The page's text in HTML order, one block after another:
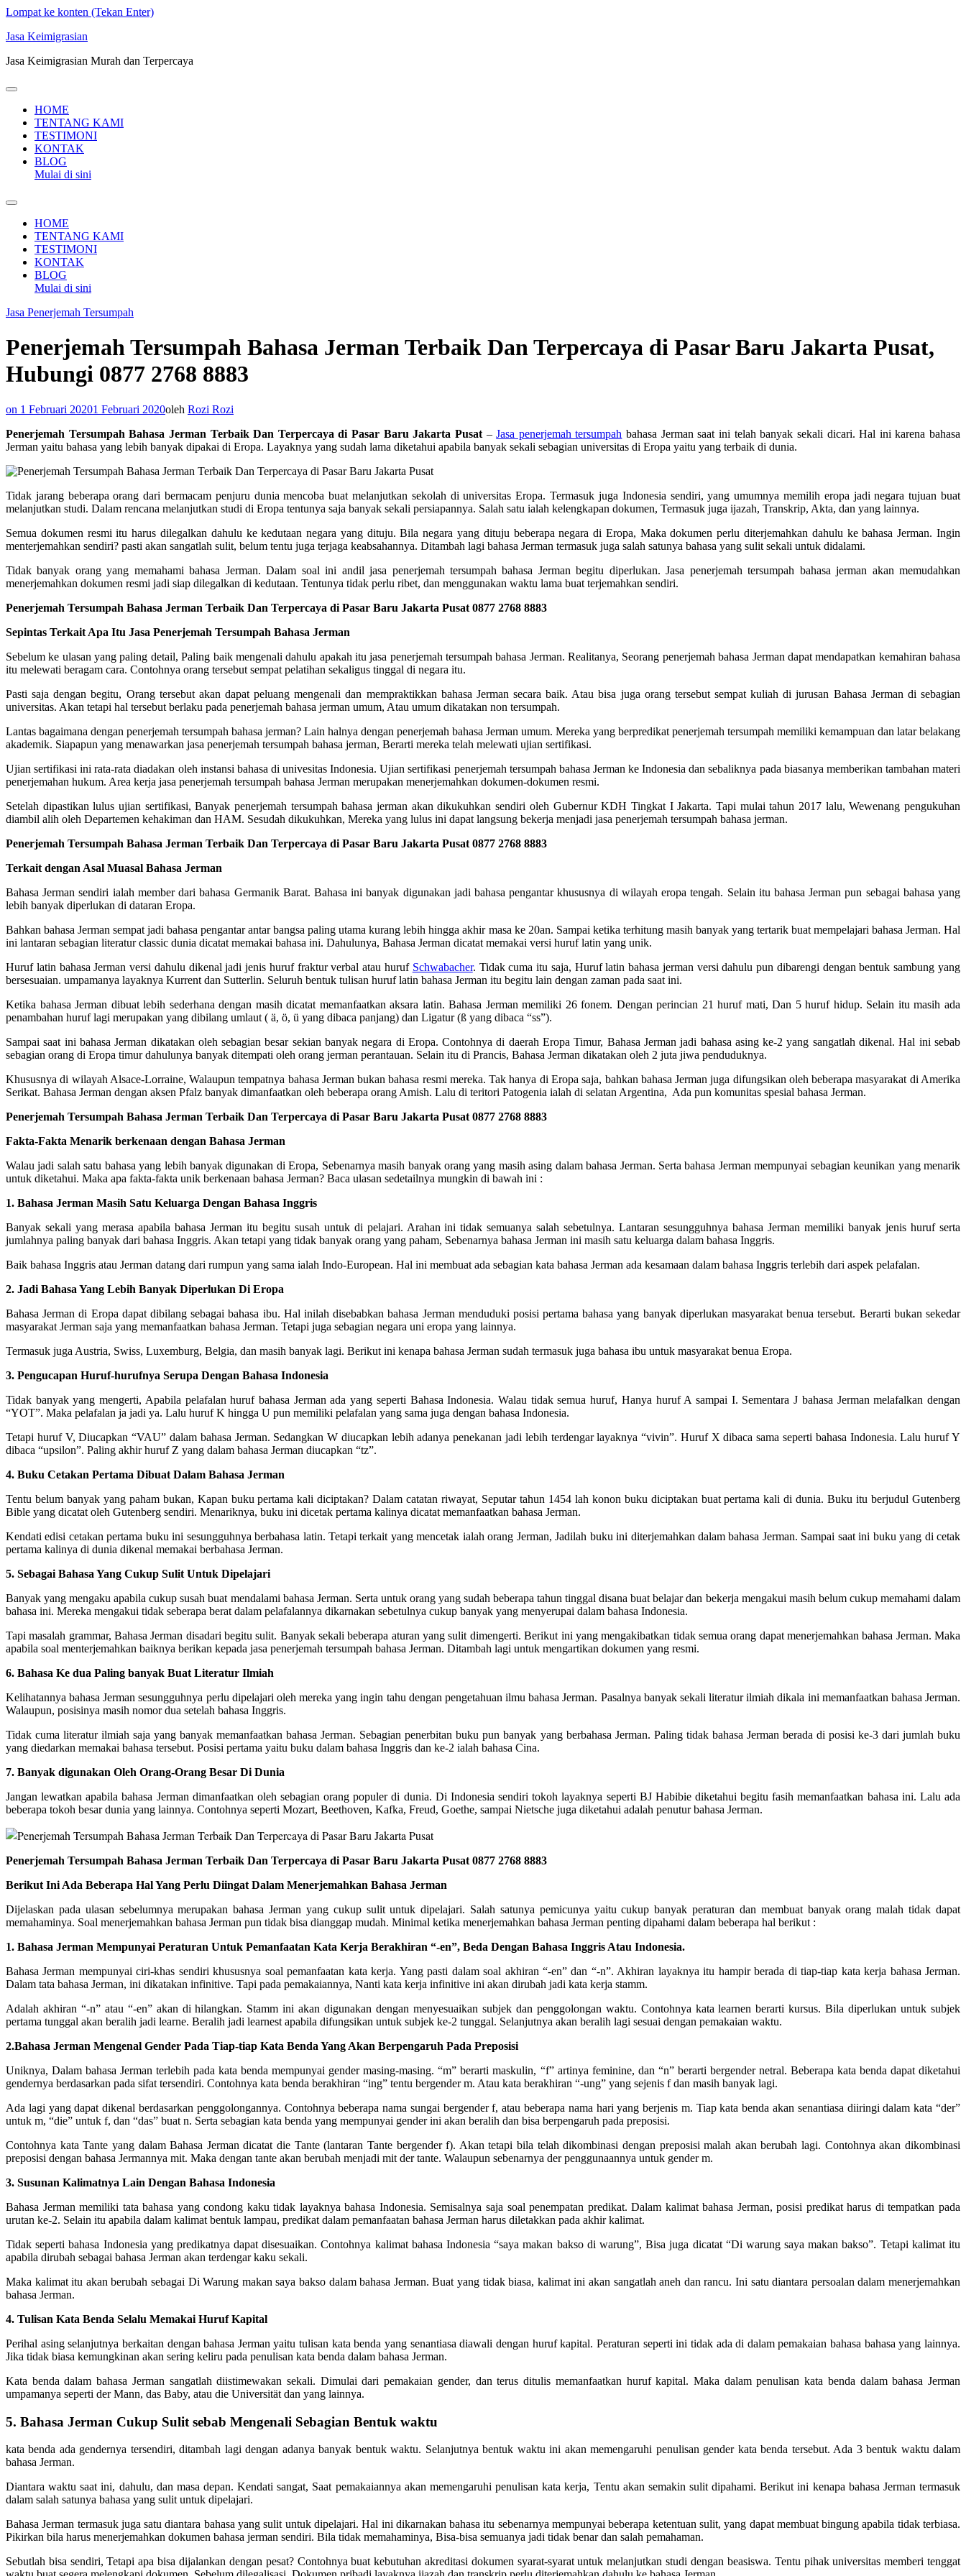
Lompat ke konten (Tekan Enter)
Jasa Keimigrasian
Jasa Keimigrasian Murah dan Terpercaya
HOME
TENTANG KAMI
TESTIMONI
KONTAK
BLOG
Mulai di sini
HOME
TENTANG KAMI
TESTIMONI
KONTAK
BLOG
Mulai di sini
Jasa Penerjemah Tersumpah
Penerjemah Tersumpah Bahasa Jerman Terbaik Dan Terpercaya di Pasar Baru Jakarta Pusat,
Hubungi 0877 2768 8883
on 1 Februari 20201 Februari 2020oleh Rozi Rozi
Penerjemah Tersumpah Bahasa Jerman Terbaik Dan Terpercaya di Pasar Baru Jakarta Pusat –Jasa penerjemah tersumpah bahasa Jerman saat ini telah banyak sekali dicari. Hal ini karena bahasa
Jerman yaitu bahasa yang lebih banyak dipakai di Eropa. Layaknya yang sudah lama diketahui apabila banyak sekali sebagian universitas di Eropa yaitu yang terbaik di dunia.
Tidak jarang beberapa orang dari bermacam penjuru dunia mencoba buat melanjutkan sekolah di universitas Eropa. Termasuk juga Indonesia sendiri, yang umumnya memilih eropa jadi negara tujuan buat
melanjutkan studi. Dalam rencana melanjutkan studi di Eropa tentunya saja banyak sekali persiapannya. Salah satu ialah kelengkapan dokumen, Termasuk juga ijazah, Transkrip, Akta, dan yang lainnya.
Semua dokumen resmi itu harus dilegalkan dahulu ke kedutaan negara yang dituju. Bila negara yang dituju beberapa negara di Eropa, Maka dokumen perlu diterjemahkan dahulu ke bahasa Jerman. Ingin
menterjemahkan sendiri? pasti akan sangatlah sulit, belum tentu juga terjaga keabsahannya. Ditambah lagi bahasa Jerman termasuk juga salah satunya bahasa yang sulit sekali untuk didalami.
Tidak banyak orang yang memahami bahasa Jerman. Dalam soal ini andil jasa penerjemah tersumpah bahasa Jerman begitu diperlukan. Jasa penerjemah tersumpah bahasa jerman akan memudahkan
menerjemahkan dokumen resmi jadi siap dilegalkan di kedutaan. Tentunya tidak perlu ribet, dan menggunakan waktu lama buat terjemahkan sendiri.
Penerjemah Tersumpah Bahasa Jerman Terbaik Dan Terpercaya di Pasar Baru Jakarta Pusat 0877 2768 8883
Sepintas Terkait Apa Itu Jasa Penerjemah Tersumpah Bahasa Jerman
Sebelum ke ulasan yang paling detail, Paling baik mengenali dahulu apakah itu jasa penerjemah tersumpah bahasa Jerman. Realitanya, Seorang penerjemah bahasa Jerman dapat mendapatkan kemahiran bahasa
itu melewati beragam cara. Contohnya orang tersebut sempat pelatihan sekaligus tinggal di negara itu.
Pasti saja dengan begitu, Orang tersebut akan dapat peluang mengenali dan mempraktikkan bahasa Jerman secara baik. Atau bisa juga orang tersebut sempat kuliah di jurusan Bahasa Jerman di sebagian
universitas. Akan tetapi hal tersebut berlaku pada penerjemah bahasa jerman umum, Atau umum dikatakan non tersumpah.
Lantas bagaimana dengan penerjemah tersumpah bahasa jerman? Lain halnya dengan penerjemah bahasa Jerman umum. Mereka yang berpredikat penerjemah tersumpah memiliki kemampuan dan latar belakang
akademik. Siapapun yang menawarkan jasa penerjemah tersumpah bahasa jerman, Berarti mereka telah melewati ujian sertifikasi.
Ujian sertifikasi ini rata-rata diadakan oleh instansi bahasa di univesitas Indonesia. Ujian sertifikasi penerjemah tersumpah bahasa Jerman ke Indonesia dan sebaliknya pada biasanya memberikan tambahan materi
penerjemahan hukum. Area kerja jasa penerjemah tersumpah bahasa Jerman merupakan menerjemahkan dokumen-dokumen resmi.
Setelah dipastikan lulus ujian sertifikasi, Banyak penerjemah tersumpah bahasa jerman akan dikukuhkan sendiri oleh Gubernur KDH Tingkat I Jakarta. Tapi mulai tahun 2017 lalu, Wewenang pengukuhan
diambil alih oleh Departemen kehakiman dan HAM. Sesudah dikukuhkan, Mereka yang lulus ini dapat langsung bekerja menjadi jasa penerjemah tersumpah bahasa jerman.
Penerjemah Tersumpah Bahasa Jerman Terbaik Dan Terpercaya di Pasar Baru Jakarta Pusat 0877 2768 8883
Terkait dengan Asal Muasal Bahasa Jerman
Bahasa Jerman sendiri ialah member dari bahasa Germanik Barat. Bahasa ini banyak digunakan jadi bahasa pengantar khususnya di wilayah eropa tengah. Selain itu bahasa Jerman pun sebagai bahasa yang
lebih banyak diperlukan di dataran Eropa.
Bahkan bahasa Jerman sempat jadi bahasa pengantar antar bangsa paling utama kurang lebih hingga akhir masa ke 20an. Sampai ketika terhitung masih banyak yang tertarik buat mempelajari bahasa Jerman. Hal
ini lantaran sebagian literatur classic dunia dicatat memakai bahasa ini. Dahulunya, Bahasa Jerman dicatat memakai versi huruf latin yang unik.
Huruf latin bahasa Jerman versi dahulu dikenal jadi jenis huruf fraktur verbal atau huruf Schwabacher. Tidak cuma itu saja, Huruf latin bahasa jerman versi dahulu pun dibarengi dengan bentuk sambung yang
bersesuaian. umpamanya layaknya Kurrent dan Sutterlin. Seluruh bentuk tulisan huruf latin bahasa Jerman itu begitu lain dengan zaman pada saat ini.
Ketika bahasa Jerman dibuat lebih sederhana dengan masih dicatat memanfaatkan aksara latin. Bahasa Jerman memiliki 26 fonem. Dengan perincian 21 huruf mati, Dan 5 huruf hidup. Selain itu masih ada
penambahan huruf lagi merupakan yang dibilang umlaut ( ä, ö, ü yang dibaca panjang) dan Ligatur (ß yang dibaca “ss”).
Sampai saat ini bahasa Jerman dikatakan oleh sebagian besar sekian banyak negara di Eropa. Contohnya di daerah Eropa Timur, Bahasa Jerman jadi bahasa asing ke-2 yang sangatlah dikenal. Hal ini sebab
sebagian orang di Eropa timur dahulunya banyak ditempati oleh orang jerman perantauan. Selain itu di Prancis, Bahasa Jerman dikatakan oleh 2 juta jiwa penduduknya.
Khususnya di wilayah Alsace-Lorraine, Walaupun tempatnya bahasa Jerman bukan bahasa resmi mereka. Tak hanya di Eropa saja, bahkan bahasa Jerman juga difungsikan oleh beberapa masyarakat di Amerika
Serikat. Bahasa Jerman dengan aksen Pfalz banyak dimanfaatkan oleh beberapa orang Amish. Lalu di teritori Patogenia ialah di selatan Argentina, Ada pun komunitas spesial bahasa Jerman.
Penerjemah Tersumpah Bahasa Jerman Terbaik Dan Terpercaya di Pasar Baru Jakarta Pusat 0877 2768 8883
Fakta-Fakta Menarik berkenaan dengan Bahasa Jerman
Walau jadi salah satu bahasa yang lebih banyak digunakan di Eropa, Sebenarnya masih banyak orang yang masih asing dalam bahasa Jerman. Serta bahasa Jerman mempunyai sebagian keunikan yang menarik
untuk diketahui. Maka apa fakta-fakta unik berkenaan bahasa Jerman? Baca ulasan sedetailnya mungkin di bawah ini :
1. Bahasa Jerman Masih Satu Keluarga Dengan Bahasa Inggris
Banyak sekali yang merasa apabila bahasa Jerman itu begitu susah untuk di pelajari. Arahan ini tidak semuanya salah sebetulnya. Lantaran sesungguhnya bahasa Jerman memiliki banyak jenis huruf serta
jumlahnya paling banyak dari bahasa Inggris. Akan tetapi yang tidak banyak orang yang paham, Sebenarnya bahasa Jerman ini masih satu keluarga dalam bahasa Inggris.
Baik bahasa Inggris atau Jerman datang dari rumpun yang sama ialah Indo-European. Hal ini membuat ada sebagian kata bahasa Jerman ada kesamaan dalam bahasa Inggris terlebih dari aspek pelafalan.
2. Jadi Bahasa Yang Lebih Banyak Diperlukan Di Eropa
Bahasa Jerman di Eropa dapat dibilang sebagai bahasa ibu. Hal inilah disebabkan bahasa Jerman menduduki posisi pertama bahasa yang banyak diperlukan masyarakat benua tersebut. Berarti bukan sekedar
masyarakat Jerman saja yang memanfaatkan bahasa Jerman. Tetapi juga sebagian negara uni eropa yang lainnya.
Termasuk juga Austria, Swiss, Luxemburg, Belgia, dan masih banyak lagi. Berikut ini kenapa bahasa Jerman sudah termasuk juga bahasa ibu untuk masyarakat benua Eropa.
3. Pengucapan Huruf-hurufnya Serupa Dengan Bahasa Indonesia
Tidak banyak yang mengerti, Apabila pelafalan huruf bahasa Jerman ada yang seperti Bahasa Indonesia. Walau tidak semua huruf, Hanya huruf A sampai I. Sementara J bahasa Jerman melafalkan dengan
“YOT”. Maka pelafalan ja jadi ya. Lalu huruf K hingga U pun memiliki pelafalan yang sama juga dengan bahasa Indonesia.
Tetapi huruf V, Diucapkan “VAU” dalam bahasa Jerman. Sedangkan W diucapkan lebih adanya penekanan jadi lebih terdengar layaknya “vivin”. Huruf X dibaca sama seperti bahasa Indonesia. Lalu huruf Y
dibaca “upsilon”. Paling akhir huruf Z yang dalam bahasa Jerman diucapkan “tz”.
4. Buku Cetakan Pertama Dibuat Dalam Bahasa Jerman
Tentu belum banyak yang paham bukan, Kapan buku pertama kali diciptakan? Dalam catatan riwayat, Seputar tahun 1454 lah konon buku diciptakan buat pertama kali di dunia. Buku itu berjudul Gutenberg
Bible yang dicatat oleh Gutenberg sendiri. Menariknya, buku ini dicetak pertama kalinya dicatat memanfaatkan bahasa Jerman.
Kendati edisi cetakan pertama buku ini sesungguhnya berbahasa latin. Tetapi terkait yang mencetak ialah orang Jerman, Jadilah buku ini diterjemahkan dalam bahasa Jerman. Sampai saat ini buku yang di cetak
pertama kalinya di dunia dikenal memakai berbahasa Jerman.
5. Sebagai Bahasa Yang Cukup Sulit Untuk Dipelajari
Banyak yang mengaku apabila cukup susah buat mendalami bahasa Jerman. Serta untuk orang yang sudah beberapa tahun tinggal disana buat belajar dan bekerja mengakui masih belum cukup memahami dalam
bahasa ini. Mereka mengakui tidak seberapa berat dalam pelafalannya dikarnakan sebetulnya cukup banyak yang menyerupai dalam bahasa Indonesia.
Tapi masalah grammar, Bahasa Jerman disadari begitu sulit. Banyak sekali beberapa aturan yang sulit dimengerti. Berikut ini yang mengakibatkan tidak semua orang dapat menerjemahkan bahasa Jerman. Maka
apabila soal menterjemahkan baiknya berikan kepada jasa penerjemah tersumpah bahasa Jerman. Ditambah lagi untuk mengartikan dokumen yang resmi.
6. Bahasa Ke dua Paling banyak Buat Literatur Ilmiah
Kelihatannya bahasa Jerman sesungguhnya perlu dipelajari oleh mereka yang ingin tahu dengan pengetahuan ilmu bahasa Jerman. Pasalnya banyak sekali literatur ilmiah dikala ini memanfaatkan bahasa Jerman.
Walaupun, posisinya masih nomor dua setelah bahasa Inggris.
Tidak cuma literatur ilmiah saja yang banyak memanfaatkan bahasa Jerman. Sebagian penerbitan buku pun banyak yang berbahasa Jerman. Paling tidak bahasa Jerman berada di posisi ke-3 dari jumlah buku
yang diedarkan memakai bahasa tersebut. Posisi pertama yaitu buku dalam bahasa Inggris dan ke-2 ialah bahasa Cina.
7. Banyak digunakan Oleh Orang-Orang Besar Di Dunia
Jangan lewatkan apabila bahasa Jerman dimanfaatkan oleh sebagian orang populer di dunia. Di Indonesia sendiri tokoh layaknya seperti BJ Habibie diketahui begitu fasih memanfaatkan bahasa ini. Lalu ada
beberapa tokoh besar dunia yang lainnya. Contohnya seperti Mozart, Beethoven, Kafka, Freud, Goethe, sampai Nietsche juga diketahui adalah penutur bahasa Jerman.
Penerjemah Tersumpah Bahasa Jerman Terbaik Dan Terpercaya di Pasar Baru Jakarta Pusat 0877 2768 8883
Berikut Ini Ada Beberapa Hal Yang Perlu Diingat Dalam Menerjemahkan Bahasa Jerman
Dijelaskan pada ulasan sebelumnya merupakan bahasa Jerman yang cukup sulit untuk dipelajari. Salah satunya pemicunya yaitu cukup banyak peraturan dan membuat banyak orang malah tidak dapat
memahaminya. Soal menerjemahkan bahasa Jerman pun tidak bisa dianggap mudah. Minimal ketika menerjemahkan bahasa Jerman penting dipahami dalam beberapa hal berikut :
1. Bahasa Jerman Mempunyai Peraturan Untuk Pemanfaatan Kata Kerja Berakhiran “-en”, Beda Dengan Bahasa Inggris Atau Indonesia.
Bahasa Jerman mempunyai ciri-khas sendiri khususnya soal pemanfaatan kata kerja. Yang pasti dalam soal akhiran “-en” dan “-n”. Akhiran layaknya itu hampir berada di tiap-tiap kata kerja bahasa Jerman.
Dalam tata bahasa Jerman, ini dikatakan infinitive. Tapi pada pemakaiannya, Nanti kata kerja infinitive ini akan dirubah jadi kata kerja stamm.
Adalah akhiran “-n” atau “-en” akan di hilangkan. Stamm ini akan digunakan dengan menyesuaikan subjek dan penggolongan waktu. Contohnya kata learnen berarti kursus. Bila diperlukan untuk subjek
pertama tunggal akan beralih jadi learne. Beralih jadi learnest apabila difungsikan untuk subjek ke-2 tunggal. Selanjutnya akan beralih lagi sesuai dengan pemakaian waktu.
2.Bahasa Jerman Mengenal Gender Pada Tiap-tiap Kata Benda Yang Akan Berpengaruh Pada Preposisi
Uniknya, Dalam bahasa Jerman terlebih pada kata benda mempunyai gender masing-masing. “m” berarti maskulin, “f” artinya feminine, dan “n” berarti bergender netral. Beberapa kata benda dapat diketahui
gendernya berdasarkan pada sifat tersendiri. Contohnya kata benda berakhiran “ing” tentu bergender m. Atau kata berakhiran “-ung” yang sejenis f dan masih banyak lagi.
Ada lagi yang dapat dikenal berdasarkan penggolongannya. Contohnya beberapa nama sungai bergender f, atau beberapa nama hari yang berjenis m. Tiap kata benda akan senantiasa diiringi dalam kata “der”
untuk m, “die” untuk f, dan “das” buat n. Serta sebagian kata benda yang mempunyai gender ini akan beralih dan bisa berpengaruh pada preposisi.
Contohnya kata Tante yang dalam Bahasa Jerman dicatat die Tante (lantaran Tante bergender f). Akan tetapi bila telah dikombinasi dengan preposisi malah akan berubah lagi. Contohnya akan dikombinasi
preposisi dengan bahasa Jermannya mit. Maka dengan tante akan berubah menjadi mit der tante. Walaupun sebenarnya der penggunaannya untuk gender m.
3. Susunan Kalimatnya Lain Dengan Bahasa Indonesia
Bahasa Jerman memiliki tata bahasa yang condong kaku tidak layaknya bahasa Indonesia. Semisalnya saja soal penempatan predikat. Dalam kalimat bahasa Jerman, posisi predikat harus di tempatkan pada
urutan ke-2. Selain itu apabila dalam kalimat bentuk lampau, predikat dalam pemanfaatan bahasa Jerman harus diletakkan pada akhir kalimat.
Tidak seperti bahasa Indonesia yang predikatnya dapat disesuaikan. Contohnya kalimat bahasa Indonesia “saya makan bakso di warung”, Bisa juga dicatat “Di warung saya makan bakso”. Tetapi kalimat itu
apabila dirubah sebagai bahasa Jerman akan terdengar kaku sekali.
Maka kalimat itu akan berubah sebagai Di Warung makan saya bakso dalam bahasa Jerman. Buat yang tidak biasa, kalimat ini akan sangatlah aneh dan rancu. Ini satu diantara persoalan dalam menerjemahkan
bahasa Jerman.
4. Tulisan Kata Benda Selalu Memakai Huruf Kapital
Perihal asing selanjutnya berkaitan dengan bahasa Jerman yaitu tulisan kata benda yang senantiasa diawali dengan huruf kapital. Peraturan seperti ini tidak ada di dalam pemakaian bahasa bahasa yang lainnya.
Jika tidak biasa kemungkinan akan sering keliru pada penulisan kata benda dalam bahasa Jerman.
Kata benda dalam bahasa Jerman sangatlah diistimewakan sekali. Dimulai dari pemakaian gender, dan terus ditulis memanfaatkan huruf kapital. Maka dalam penulisan kata benda dalam bahasa Jerman
umpamanya seperti der Mann, das Baby, atau die Universität dan yang lainnya.
5. Bahasa Jerman Cukup Sulit sebab Mengenali Sebagian Bentuk waktu
kata benda ada gendernya tersendiri, ditambah lagi dengan adanya banyak bentuk waktu. Selanjutnya bentuk waktu ini akan memengaruhi penulisan gender kata benda tersebut. Ada 3 bentuk waktu dalam
bahasa Jerman.
Diantara waktu saat ini, dahulu, dan masa depan. Kendati sangat, Saat pemakaiannya akan memengaruhi penulisan kata kerja, Tentu akan semakin sulit dipahami. Berikut ini kenapa bahasa Jerman termasuk
dalam salah satunya bahasa yang sulit untuk dipelajari.
Bahasa Jerman termasuk juga satu diantara bahasa yang sulit untuk dipelajari. Hal ini dikarnakan bahasa itu sebenarnya mempunyai beberapa ketentuan sulit, yang dapat membuat bingung apabila tidak terbiasa.
Pikirkan bila harus menerjemahkan dokumen bahasa jerman sendiri. Bila tidak memahaminya, Bisa-bisa semuanya jadi tidak benar dan salah pemahaman.
Sebutlah bisa sendiri, Tetapi apa bisa dijalankan dengan pesat? Contohnya buat kebutuhan akreditasi dokumen syarat-syarat untuk melanjutkan studi dengan beasiswa. Tentu pihak universitas memberi tenggat